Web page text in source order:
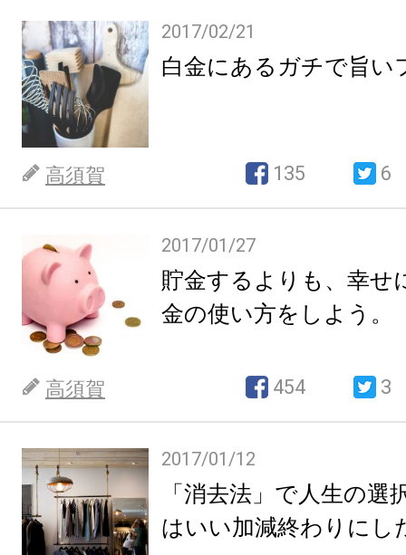
2017/02/21
白金にあるガチで旨い
高須賀 135 6
2017/01/27
貯金するよりも、幸せ
金の使い方をしよう。
高須賀 454 3
2017/01/12
「消去法」で人生の選
はいい加減終わりにし